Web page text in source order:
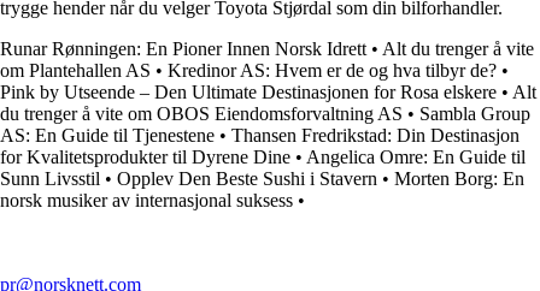
trygge hender når du velger Toyota Stjørdal som din bilforhandler.
Runar Rønningen: En Pioner Innen Norsk Idrett • Alt du trenger å vite
om Plantehallen AS • Kredinor AS: Hvem er de og hva tilbyr de? •
Pink by Utseende – Den Ultimate Destinasjonen for Rosa elskere • Alt
du trenger å vite om OBOS Eiendomsforvaltning AS • Sambla Group
AS: En Guide til Tjenestene • Thansen Fredrikstad: Din Destinasjon
for Kvalitetsprodukter til Dyrene Dine • Angelica Omre: En Guide til
Sunn Livsstil • Opplev Den Beste Sushi i Stavern • Morten Borg: En
norsk musiker av internasjonal suksess •
pr@norsknett.com